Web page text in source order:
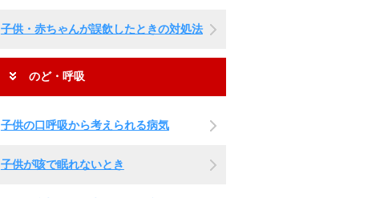
子供・赤ちゃんが誤飲したときの対処法
のど・呼吸
子供の口呼吸から考えられる病気
子供が咳で眠れないとき